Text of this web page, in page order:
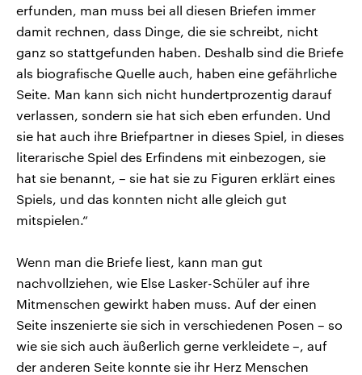
erfunden, man muss bei all diesen Briefen immer
damit rechnen, dass Dinge, die sie schreibt, nicht
ganz so stattgefunden haben. Deshalb sind die Briefe
als biografische Quelle auch, haben eine gefährliche
Seite. Man kann sich nicht hundertprozentig darauf
verlassen, sondern sie hat sich eben erfunden. Und
sie hat auch ihre Briefpartner in dieses Spiel, in dieses
literarische Spiel des Erfindens mit einbezogen, sie
hat sie benannt, – sie hat sie zu Figuren erklärt eines
Spiels, und das konnten nicht alle gleich gut
mitspielen.“
Wenn man die Briefe liest, kann man gut
nachvollziehen, wie Else Lasker-Schüler auf ihre
Mitmenschen gewirkt haben muss. Auf der einen
Seite inszenierte sie sich in verschiedenen Posen – so
wie sie sich auch äußerlich gerne verkleidete –, auf
der anderen Seite konnte sie ihr Herz Menschen